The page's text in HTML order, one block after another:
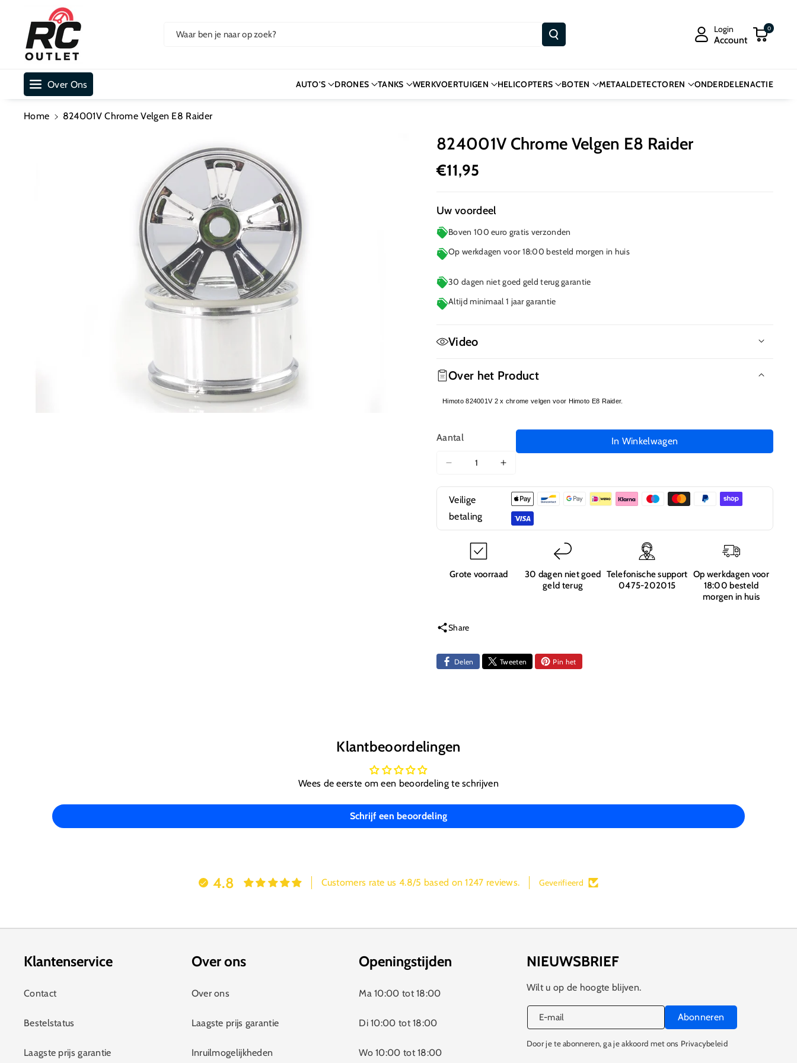
Ar De Cont
Waar ben je naar op zoek?
Login
Account
0
Over Ons AUTO'S DRONES TANKS WERKVOERTUIGEN HELICOPTERS BOTEN METAALDETECTOREN ONDERDELENACTIE
Home
824001V Chrome Velgen E8 Raider
824001V Chrome Velgen E8 Raider
€11,95
Uw voordeel
Boven 100 euro gratis verzonden
Op werkdagen voor 18:00 besteld morgen in huis
30 dagen niet goed geld terug garantie
Altijd minimaal 1 jaar garantie
Video
Over het Product
Himoto 824001V 2 x chrome velgen voor Himoto E8 Raider.
Aantal
Aantal
voor
824001V
Chrome
Velgen
Raider
Aantal
voor
824001V
Chrome
Velgen
In Winkelwagen
Veilige
betaling
Grote voorraad
30 dagen niet goed
geld terug
Telefonische support
0475-202015
Op werkdagen voor
18:00 besteld
morgen in huis
Share
Delen Tweeten Pin het
Klantbeoordelingen
Wees de eerste om een beoordeling te schrijven
Schrijf een beoordeling
4.8 Customers rate us 4.8/5 based on 1247 reviews. Geverifieerd
Klantenservice
Contact
Bestelstatus
Laagste prijs garantie
Over ons
Over ons
Laagste prijs garantie
Inruilmogelijkheden
Openingstijden
Ma 10:00 tot 18:00
Di 10:00 tot 18:00
Wo 10:00 tot 18:00
NIEUWSBRIEF
Wilt u op de hoogte blijven.
E‑mail Abonneren
Door je te abonneren, ga je akkoord met ons Privacybeleid